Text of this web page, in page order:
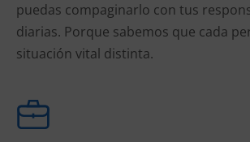
puedas compaginarlo con tus
diarias. Porque sabemos que cada
situación vital distinta.